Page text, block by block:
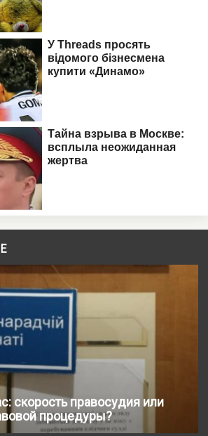
скорость правосудия или
процедуры?